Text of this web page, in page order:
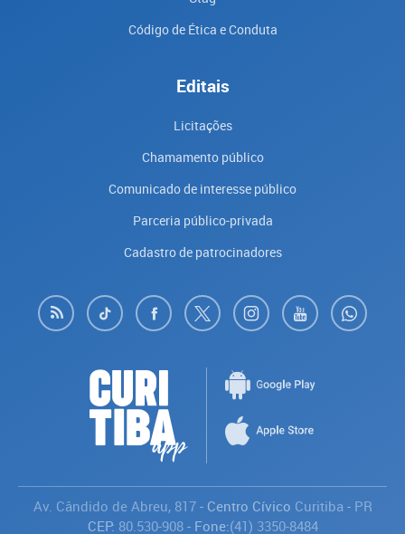
Código de Ética e Conduta
Editais
Licitações
Chamamento público
Comunicado de interesse público
Parceria público-privada
Cadastro de patrocinadores
Av. Cândido de Abreu, 817- Centro Cívico Curitiba- PR
CEP: 80.530-908- Fone:(41) 3350-8484